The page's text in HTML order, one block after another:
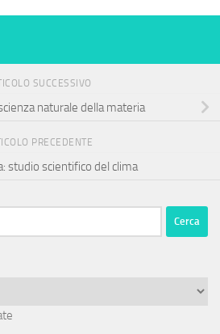
SUCCESSIVO
naturale della materia
PRECEDENTE
studio scientifico del clima